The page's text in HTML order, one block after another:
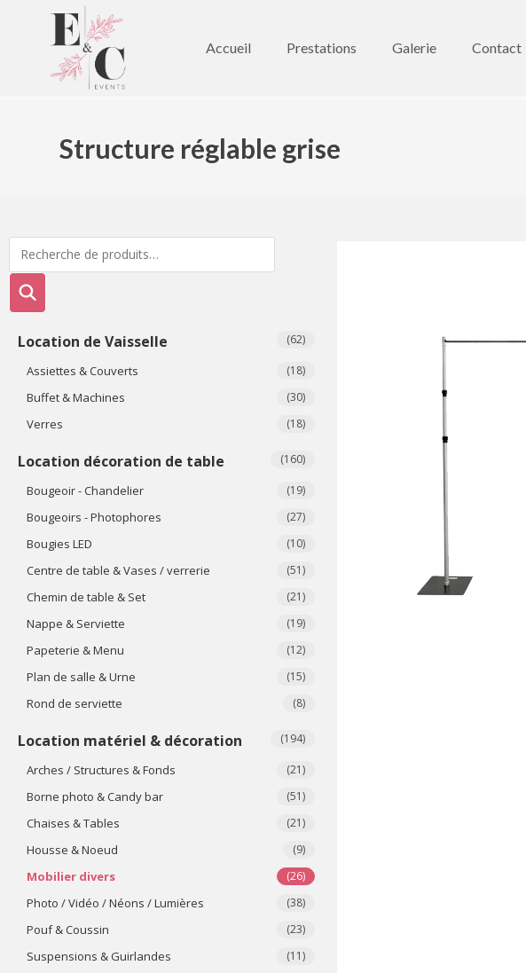
Accueil Prestations Galerie Contact
Structure réglable grise
Location de Vaisselle (62)
Assiettes & Couverts (18)
Buffet & Machines (30)
Verres (18)
Location décoration de table (160)
Bougeoir - Chandelier (19)
Bougeoirs - Photophores (27)
Bougies LED (10)
Centre de table & Vases / verrerie (51)
Chemin de table & Set (21)
Nappe & Serviette (19)
Papeterie & Menu (12)
Plan de salle & Urne (15)
Rond de serviette (8)
Location matériel & décoration (194)
Arches / Structures & Fonds (21)
Borne photo & Candy bar (51)
Chaises & Tables (21)
Housse & Noeud (9)
Mobilier divers (26)
Photo / Vidéo / Néons / Lumières (38)
Pouf & Coussin (23)
Suspensions & Guirlandes (11)